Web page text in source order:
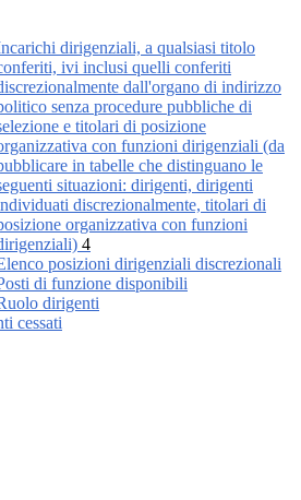
dirigenziali, a qualsiasi titolo
ivi inclusi quelli conferiti
dall'organo di indirizzo
senza procedure pubbliche di
e titolari di posizione
con funzioni dirigenziali (da
in tabelle che distinguano le
situazioni: dirigenti, dirigenti
discrezionalmente, titolari di
organizzativa con funzioni
4
posizioni dirigenziali discrezionali
di funzione disponibili
dirigenti
cessati